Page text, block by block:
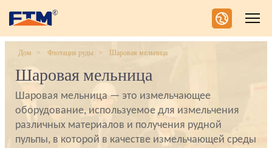
Дом Флотация руды Шаровая мельница
Шаровая мельница
Шаровая мельница — это измельчающее
оборудование, используемое для измельчения
различных материалов и получения рудной
пульпы, в которой в качестве измельчающей среды